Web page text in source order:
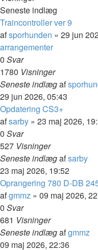
Seneste indlæg
Traincontroller ver 9
afsporhunden » 29 jun
arrangementer
0 Svar
1780 Visninger
Seneste indlægaf
29 jun 2026, 05:43
Opdatering CS3+
afsarby » 23 maj 2026,
0 Svar
527 Visninger
Seneste indlægafsarby
23 maj 2026, 19:52
Oprangering 780 D-DB
afgmmz » 09 maj 2026,
0 Svar
681 Visninger
Seneste indlægafgmmz
09 maj 2026, 22:36